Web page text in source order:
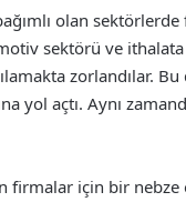
olan
sektörü ve
zorlandılar.
yol açtı. Aynı
firmalar için bir